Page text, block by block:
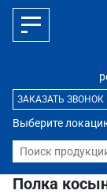
Выберите
ЗАКАЗАТЬ ЗВОНОК
Полка